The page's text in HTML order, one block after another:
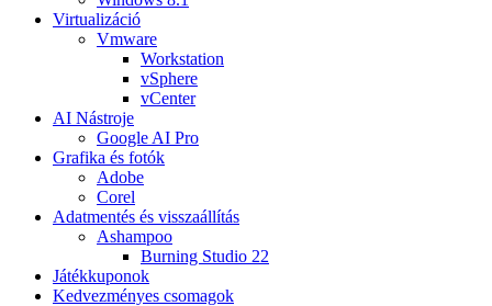
Virtualizáció
Vmware
Workstation
vSphere
vCenter
AI Nástroje
Google AI Pro
Grafika és fotók
Adobe
Corel
Adatmentés és visszaállítás
Ashampoo
Burning Studio 22
Játékkuponok
Kedvezményes csomagok